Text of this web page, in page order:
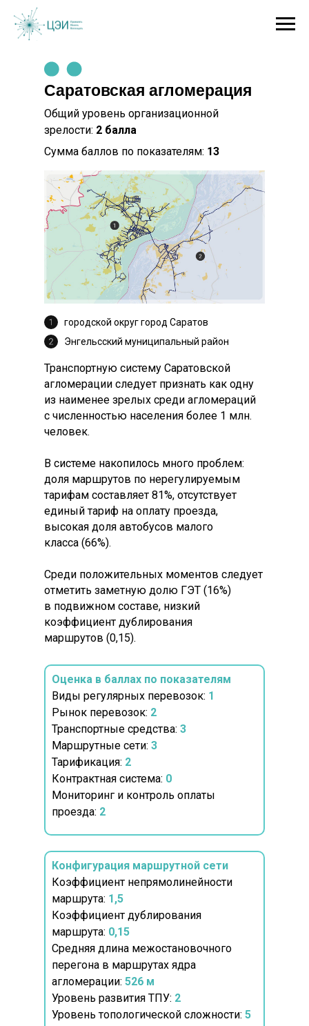
Саратовская агломерация
Общий уровень организационной
зрелости: 2 балла
Сумма баллов по показателям: 13
Оценка в баллах по показателям
Виды регулярных перевозок: 1
Рынок перевозок: 2
Транспортные средства: 3
Маршрутные сети: 3
Тарификация: 2
Контрактная система: 0
Мониторинг и контроль оплаты
проезда: 2
Транспортную систему Саратовской
агломерации следует признать как одну
из наименее зрелых среди агломераций
с численностью населения более 1 млн.
человек.
В системе накопилось много проблем:
доля маршрутов по нерегулируемым
тарифам составляет 81%, отсутствует
единый тариф на оплату проезда,
высокая доля автобусов малого
класса (66%).
Среди положительных моментов следует
отметить заметную долю ГЭТ (16%)
в подвижном составе, низкий
коэффициент дублирования
маршрутов (0,15).
Конфигурация маршрутной сети
Коэффициент непрямолинейности
маршрута: 1,5
Коэффициент дублирования
маршрута: 0,15
Средняя длина межостановочного
перегона в маршрутах ядра
агломерации: 526 м
Уровень развития ТПУ: 2
Уровень топологической сложности: 5
городской округ город Саратов
Энгельсский муниципальный район